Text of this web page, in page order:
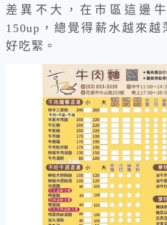
差異不大，在市區這邊
150up，總覺得薪水越來越
好吃緊。